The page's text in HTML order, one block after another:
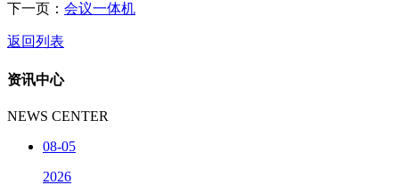
下一页： 会议一体机
返回列表
资讯中心
NEWS CENTER
08-05
2026